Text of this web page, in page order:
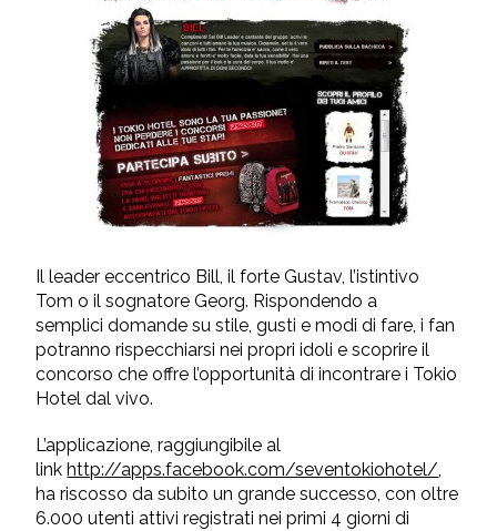
Il leader eccentrico Bill, il forte Gustav, l’istintivo
Tom o il sognatore Georg. Rispondendo a
semplici domande su stile, gusti e modi di fare, i fan
potranno rispecchiarsi nei propri idoli e scoprire il
concorso che offre l’opportunità di incontrare i Tokio
Hotel dal vivo.
L’applicazione, raggiungibile al
linkhttp://apps.facebook.com/seventokiohotel/,
ha riscosso da subito un grande successo, con oltre
6.000 utenti attivi registrati nei primi 4 giorni di